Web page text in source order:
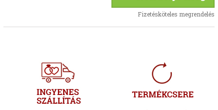
Fizetésköteles megrendelés